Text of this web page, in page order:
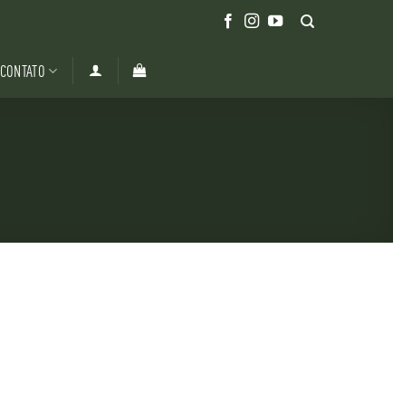
CONTATO